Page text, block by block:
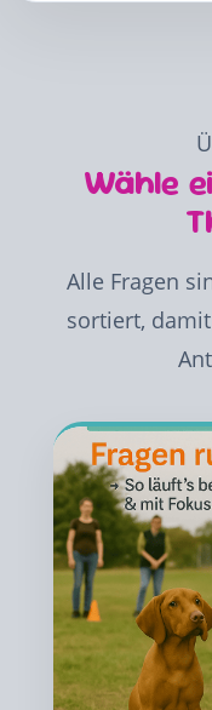
Wähle
Alle Fragen
sortiert,